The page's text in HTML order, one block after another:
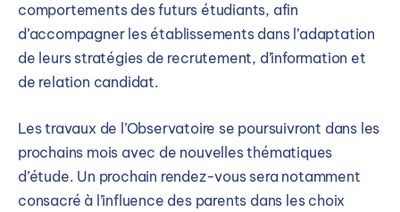
comportements des futurs étudiants, afin
d’accompagner les établissements dans l’adaptation
de leurs stratégies de recrutement, d’information et
de relation candidat.
Les travaux de l’Observatoire se poursuivront dans les
prochains mois avec de nouvelles thématiques
d’étude. Un prochain rendez-vous sera notamment
consacré à l’influence des parents dans les choix